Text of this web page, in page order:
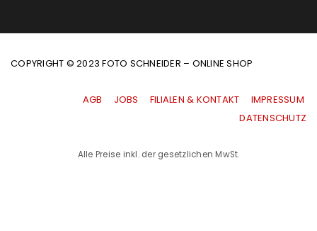
COPYRIGHT © 2023 FOTO SCHNEIDER – ONLINE SHOP
AGB JOBS FILIALEN & KONTAKT
IMPRESSUM
|DATENSCHUTZ
Alle Preise inkl. der gesetzlichen MwSt.